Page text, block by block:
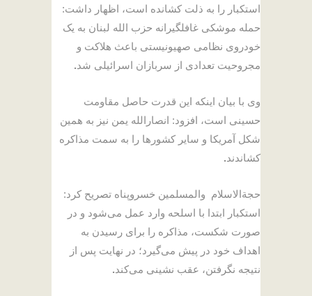
استکبار را به ذلت کشانده است، اظهار داشت:
حمله موشکی غافلگیرانه حزب الله لبنان به یک
خودروی نظامی صهیونیستی باعث هلاکت و
مجروحیت تعدادی از سربازان اسرائیلی شد .
وی با بیان اینکه این قدرت حاصل مقاومت
حسینی است، افزود: انصارالله یمن نیز به همین
شکل آمریکا و سایر کشورها را به سمت مذاکره
کشاندند .
حجةالاسلام والمسلمین خسروپناه تصریح کرد:
استکبار ابتدا با اسلحه وارد عمل می‌شود و در
صورت شکست، مذاکره را برای رسیدن به
اهداف خود در پیش می‌گیرد؛ در نهایت پس از
نتیجه نگرفتن، عقب نشینی می‌کند .